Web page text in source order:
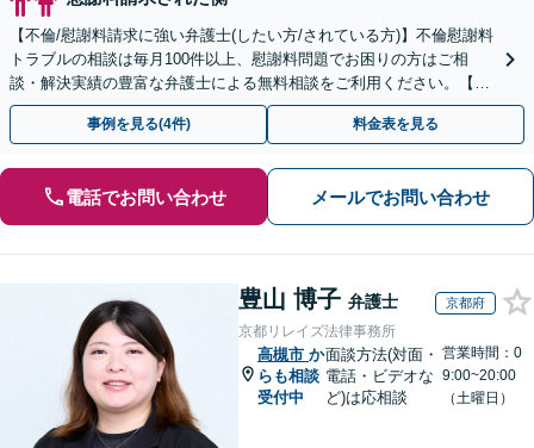
【不倫/慰謝料請求に強い弁護士(したい方/されている方)】不倫慰謝料
トラブルの相談は毎月100件以上、慰謝料問題でお困りの方はご相
談・解決実績の豊富な弁護士による無料相談をご利用ください。【不
倫相談は初回0円】【全国対応】
事例を見る(4件) 料金表を見る
電話でお問い合わせ メールでお問い合わせ
豊山 博子 弁護士 京都府
京都リレイズ法律事務所
高槻市 か
らも相談
受付中
面談方法(対面・
電話・ビデオな
ど)は応相談
営業時間：0
9:00~20:00
（土曜日）